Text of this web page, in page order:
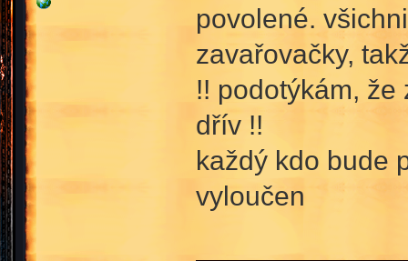
povolené.
zavařovačky,
!! podotýkám,
dřív !!
každý kdo bude
vyloučen